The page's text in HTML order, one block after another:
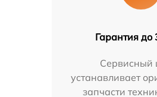
Гарантия до
Сервисный
устанавливает
запчасти